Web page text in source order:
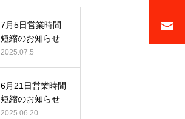
頭蓋骨小顔矯正
7月5日営業時間
短縮のお知らせ
2025.07.5
6月21日営業時間
短縮のお知らせ
2025.06.20